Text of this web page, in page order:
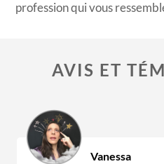
profession qui vous
AVIS ET
Vanessa